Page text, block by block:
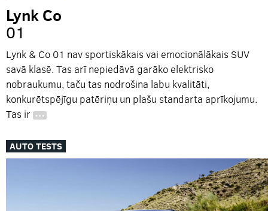
Lynk Co
01
Lynk & Co 01 nav sportiskākais vai emocionālākais SUV
savā klasē. Tas arī nepiedāvā garāko elektrisko
nobraukumu, taču tas nodrošina labu kvalitāti,
konkurētspējīgu patēriņu un plašu standarta aprīkojumu.
Tas ir …
AUTO TESTS